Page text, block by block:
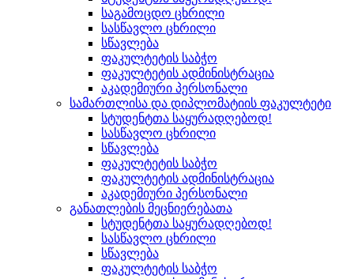
საგამოცდო ცხრილი
სასწავლო ცხრილი
სწავლება
ფაკულტეტის საბჭო
ფაკულტეტის ადმინისტრაცია
აკადემიური პერსონალი
სამართლისა და დიპლომატიის ფაკულტეტი
სტუდენტთა საყურადღებოდ!
სასწავლო ცხრილი
სწავლება
ფაკულტეტის საბჭო
ფაკულტეტის ადმინისტრაცია
აკადემიური პერსონალი
განათლების მეცნიერებათა
სტუდენტთა საყურადღებოდ!
სასწავლო ცხრილი
სწავლება
ფაკულტეტის საბჭო